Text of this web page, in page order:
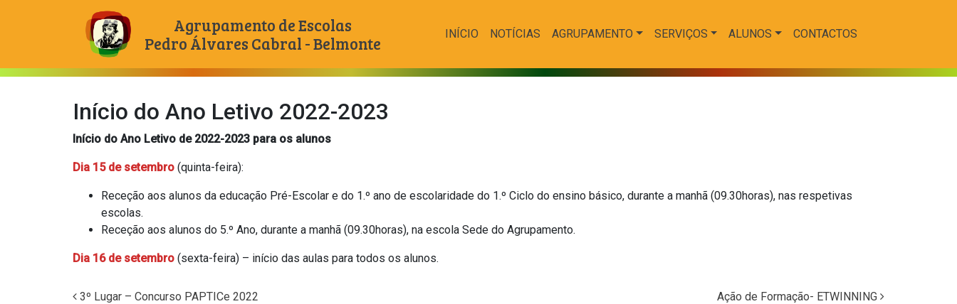
Main Navigation
Agrupamento de Escolas
Pedro Álvares Cabral - Belmonte
INÍCIO NOTÍCIAS AGRUPAMENTO SERVIÇOS ALUNOS CONTACTOS
Início do Ano Letivo 2022-2023
Início do Ano Letivo de 2022-2023 para os alunos
Dia 15 de setembro (quinta-feira):
Receção aos alunos da educação Pré-Escolar e do 1.º ano de escolaridade do 1.º Ciclo do ensino básico, durante a manhã (09.30horas), nas respetivas
escolas.
Receção aos alunos do 5.º Ano, durante a manhã (09.30horas), na escola Sede do Agrupamento.
Dia 16 de setembro (sexta-feira) – início das aulas para todos os alunos.
3º Lugar – Concurso PAPTICe 2022 Ação de Formação- ETWINNING